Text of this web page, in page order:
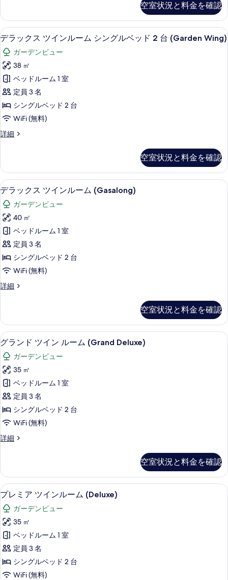
べ
て
の
写
真
を
表
示
す
る
の
詳
細
シ
ン
グ
ル
ベ
ッ
ド
2
台
(Sino
す
べ
て
の
写
真
を
表
示
す
ス
バ
ン
ガ
ロ
ー
シ
ン
グ
ル
ベ
ッ
ド
2
Style)
の
詳
細
空室状況と料金を確認
デ
ラ
ッ
ク
ス
ツ
イ
ル
ム
シ
ン
グ
ル
ベ
ッ
ド
2
台
の
す
べ
て
の
写
真
を
表
示
デラックス ツインルーム シングル
15
デラックス ツインルーム シングルベッド 2 台 (Garden Wing)
ガーデンビュー
38 ㎡
ベッドルーム 1 室
定員 3 名
シングルベッド 2 台
WiFi (無料)
詳細
デ
ス
ツ
イ
ン
ル
ー
ム
シ
ン
グ
ル
ベ
ッ
ド
(Garden
Wing)
の
詳
細
空室状況と料金を確認
デ
ラ
ッ
ク
ス
ツ
イ
ル
ム
(Gasalong)
の
す
べ
て
の
写
真
を
す
る
デラックス ツインルーム
4
デラックス ツインルーム (Gasalong)
ガーデンビュー
40 ㎡
ベッドルーム 1 室
定員 3 名
シングルベッド 2 台
WiFi (無料)
詳細
デ
ス
ツ
イ
ン
ル
ー
ム
(Gasalong)
の
詳
細
空室状況と料金を確認
グ
ラ
ン
ド
ツ
イ
ン
ー
(Grand
Deluxe)
の
す
べ
て
の
写
真
グランド ツイン ルーム (Grand
8
グランド ツイン ルーム (Grand Deluxe)
ガーデンビュー
35 ㎡
ベッドルーム 1 室
定員 3 名
シングルベッド 2 台
WiFi (無料)
詳細
グ
ツ
イ
ン
ル
ー
ム
(Grand
Deluxe)
の
詳
細
空室状況と料金を確認
プ
レ
ミ
ア
ツ
イ
ン
ミニバー、セーフティボックス (室内
6
プレミア ツインルーム (Deluxe)
ガーデンビュー
35 ㎡
ベッドルーム 1 室
定員 3 名
シングルベッド 2 台
WiFi (無料)